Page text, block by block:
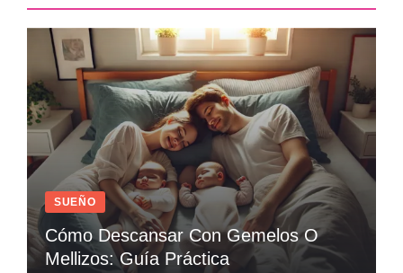
SUEÑO
Cómo Descansar Con Gemelos O
Mellizos: Guía Práctica